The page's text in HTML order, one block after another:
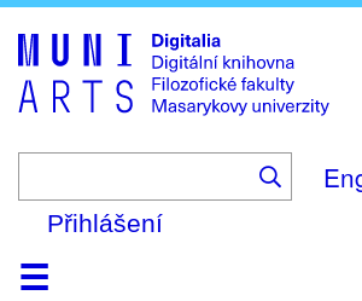
to
main
content
Přihlášení